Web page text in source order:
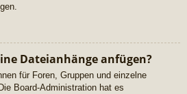
Dateianhänge anfügen?
für Foren, Gruppen und einzelne
Board-Administration hat es